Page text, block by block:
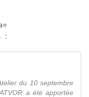
⭐
:
du 10 septembre
a été apportée